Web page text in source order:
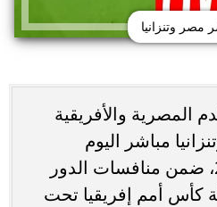
مصر وتنزانيا
المصرية والأفريقية
مباشر اليوم
الخميس 28 مايو 2026، ضمن منافسات الدور
كأس أمم إفريقيا تحت